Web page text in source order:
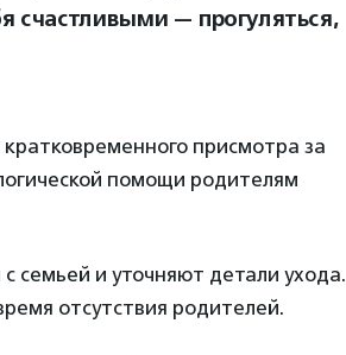
счастливыми — прогуляться,
присмотра за
помощи родителям
с семьей и уточняют детали ухода.
отсутствия родителей.